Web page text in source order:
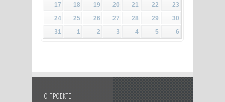
17
18 19 20 21 22
23
24
25 26 27 28 29
30
31
1 2 3 4 5 6
О ПРОЕКТЕ